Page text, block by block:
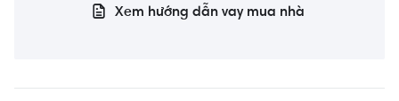
Xem hướng dẫn vay mua nhà